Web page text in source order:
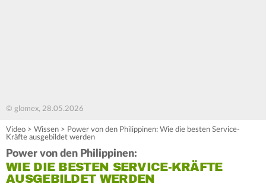
© glomex, 28.05.2026
Video > Wissen > Power von den Philippinen: Wie die besten Service-
Kräfte ausgebildet werden
Power von den Philippinen:
WIE DIE BESTEN SERVICE-KRÄFTE
AUSGEBILDET WERDEN